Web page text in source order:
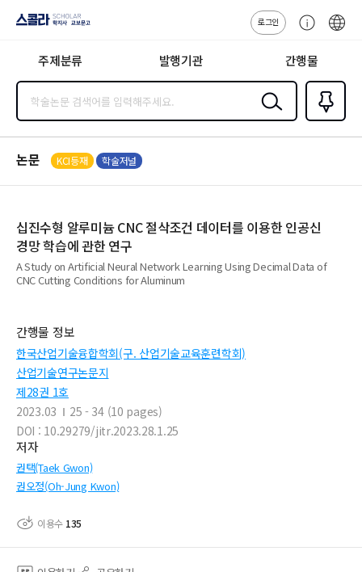
지사·교보문고
로그인
센
주제분류 발행기관 간행물
검색
즐겨찾
기0
논문 KCI등재 학술저널
십진수형 알루미늄 CNC 절삭조건 데이터를 이용한 인공신
경망 학습에 관한 연구
A Study on Artificial Neural Network Learning Using Decimal Data of
CNC Cutting Conditions for Aluminum
간행물 정보
한국산업기술융합학회(구. 산업기술교육훈련학회)
산업기술연구논문지
제28권 1호
2023.03
25 - 34 (10 pages)
DOI : 10.29279/jitr.2023.28.1.25
저자
권택(Taek Gwon)
권오정(Oh-Jung Kwon)
이용수 135